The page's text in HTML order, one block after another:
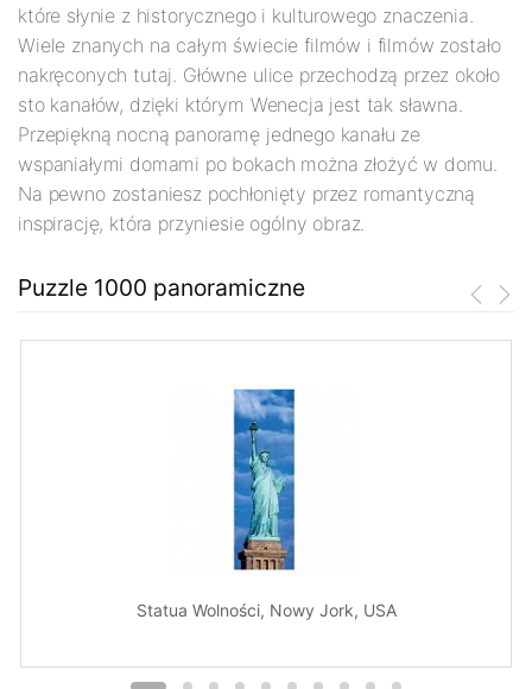
które słynie z historycznego i kulturowego znaczenia.
Wiele znanych na całym świecie filmów i filmów zostało
nakręconych tutaj. Główne ulice przechodzą przez około
sto kanałów, dzięki którym Wenecja jest tak sławna.
Przepiękną nocną panoramę jednego kanału ze
wspaniałymi domami po bokach można złożyć w domu.
Na pewno zostaniesz pochłonięty przez romantyczną
inspirację, która przyniesie ogólny obraz.
Puzzle 1000 panoramiczne
Statua Wolności, Nowy Jork, USA